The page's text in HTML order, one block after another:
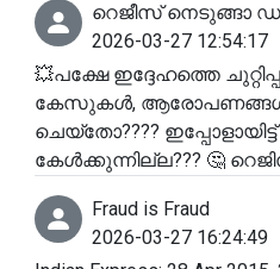
റെജീസ് നെടുങ്ങാ ഡ
2026-03-27 12:54:17
💥പക്ഷേ ഇദ്ദേഹത്തെ
കേസുകൾ, ആരോപണങ്ങൾ
ചെയ്തോ????
കേൾക്കുന്നില്ല??? 🤔
Fraud is Fraud
2026-03-27 16:24:49